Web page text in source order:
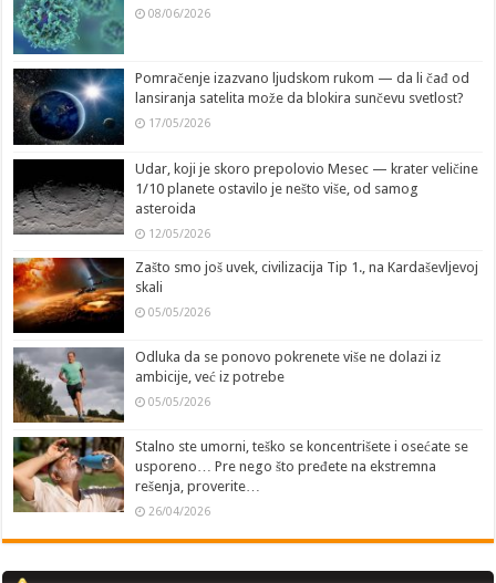
08/06/2026
Pomračenje izazvano ljudskom rukom — da li čađ od
lansiranja satelita može da blokira sunčevu svetlost?
17/05/2026
Udar, koji je skoro prepolovio Mesec — krater veličine
1/10 planete ostavilo je nešto više, od samog
asteroida
12/05/2026
Zašto smo još uvek, civilizacija Tip 1., na Kardaševljevoj
skali
05/05/2026
Odluka da se ponovo pokrenete više ne dolazi iz
ambicije, već iz potrebe
05/05/2026
Stalno ste umorni, teško se koncentrišete i osećate se
usporeno… Pre nego što pređete na ekstremna
rešenja, proverite…
26/04/2026